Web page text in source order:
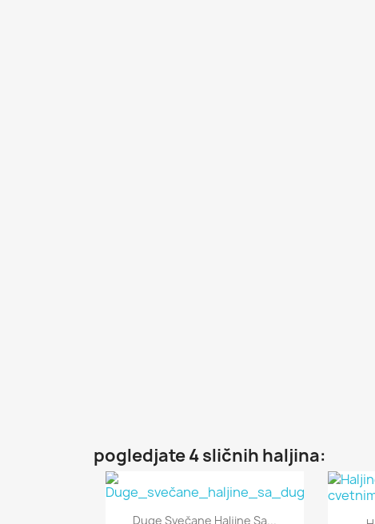
pogledjate 4 sličnih haljina:
Pogledajte
Duge Svečane Haljine Sa...